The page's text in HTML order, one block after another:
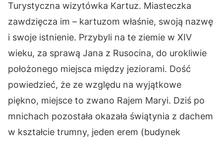
Turystyczna wizytówka Kartuz. Miasteczka
zawdzięcza im – kartuzom właśnie, swoją nazwę
i swoje istnienie. Przybyli na te ziemie w XIV
wieku, za sprawą Jana z Rusocina, do urokliwie
położonego miejsca między jeziorami. Dość
powiedzieć, że ze względu na wyjątkowe
piękno, miejsce to zwano Rajem Maryi. Dziś po
mnichach pozostała okazała świątynia z dachem
w kształcie trumny, jeden erem (budynek